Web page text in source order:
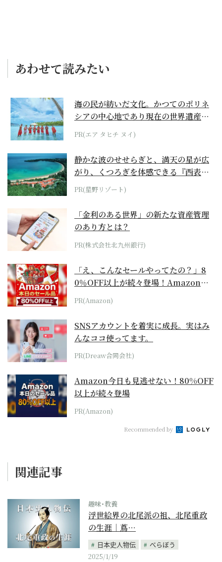
あわせて読みたい
海の民が紡いだ文化。かつてのポリネ
シアの中心地であり現在の世界遺産か
らみえてくる...
PR(エア タヒチ ヌイ)
静かな波のせせらぎと、満天の星が広
がり、くつろぎを体感できる『西表島
ホテル by...
PR(星野リゾート)
「金利のある世界」の新たな資産管理
のあり方とは？
PR(株式会社北九州銀行)
「え、こんなセールやってたの？」8
0％OFF以上が続々登場！Amazonの
本気が...
PR(Amazon)
SNSアカウントを着実に成長。実はみ
んなココ使ってます。
PR(Dreaw合同会社)
Amazon今日も見逃せない！80%OFF
以上が続々登場
PR(Amazon)
Recommended by
関連記事
趣味･教養
浮世絵界の北尾派の祖、北尾重政
の生涯｜蔦…
日本史人物伝
べらぼう
2025/1/19